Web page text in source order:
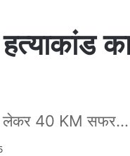
हत्याकांड
लेकर 40 KM सफर…